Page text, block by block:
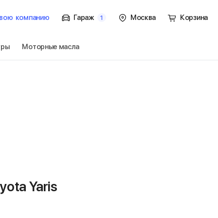
компанию Гараж 1 Москва Корзина
Моторные масла
Yaris